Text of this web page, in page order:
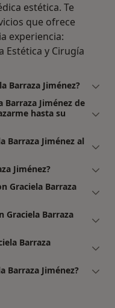
estética. Te
que ofrece
experiencia:
Estética y Cirugía
Barraza Jiménez?
Barraza Jiménez de
hasta su
Barraza Jiménez al
Jiménez?
Graciela Barraza
Graciela Barraza
Barraza
Barraza Jiménez?